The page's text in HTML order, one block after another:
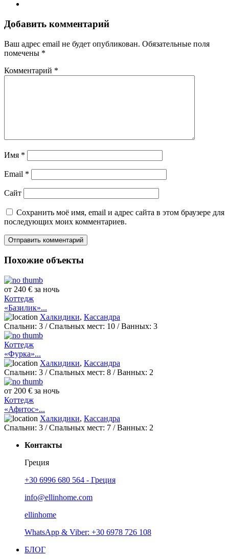
Добавить комментарий
Ваш адрес email не будет опубликован. Обязательные поля
помечены *
Комментарий *
Имя *
Email *
Сайт
Сохранить моё имя, email и адрес сайта в этом браузере для
последующих моих комментариев.
Похожие объекты
от 240 € за ночь
Коттедж
«Базилик»...
Халкидики, Кассандра
Спальни: 3 / Спальных мест: 10 /Ванных: 3
Коттедж
«Фурка»...
Халкидики, Кассандра
Спальни: 3 / Спальных мест: 8 /Ванных: 2
от 200 € за ночь
Коттедж
«Афитос»...
Халкидики, Кассандра
Спальни: 3 / Спальных мест: 7 /Ванных: 2
Контакты
Греция
+30 6996 680 564 - Греция
info@ellinhome.com
ellinhome
WhatsApp & Viber: +30 6978 726 108
БЛОГ